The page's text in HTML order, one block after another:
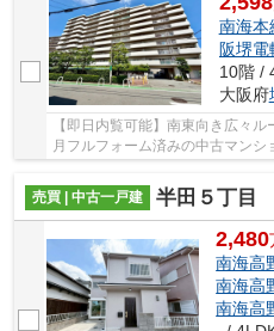
南海本
阪堺電
10階 /
大阪府
【即日内覧可能】南東向き広々
月フルフォーム済みの中古マンシ
ぜひご覧ください♪
売買 | 中古一戸建
半田５丁目
2,480
南海高
南海高
南海高